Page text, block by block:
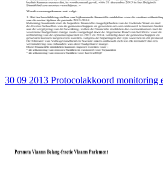
30 09 2013 Protocolakkoord monitoring